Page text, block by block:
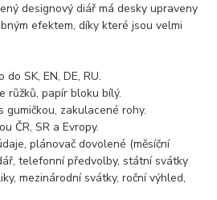
designový diář má desky upraveny
efektem, díky které jsou velmi
SK, EN, DE, RU.
růžků, papír bloku bílý.
gumičkou, zakulacené rohy.
ČR, SR a Evropy.
plánovač dovolené (měsíční
telefonní předvolby, státní svátky
mezinárodní svátky, roční výhled,